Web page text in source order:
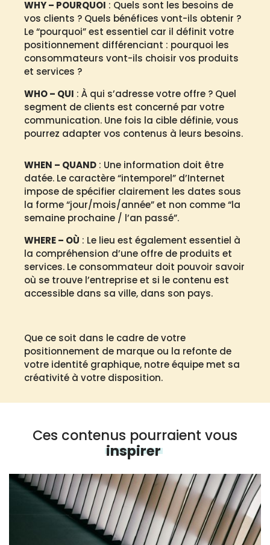
WHY – POURQUOI : Quels sont les besoins de
vos clients ? Quels bénéfices vont-ils obtenir ?
Le “pourquoi” est essentiel car il définit votre
positionnement différenciant : pourquoi les
consommateurs vont-ils choisir vos produits
et services ?
WHO – QUI : À qui s’adresse votre offre ? Quel
segment de clients est concerné par votre
communication. Une fois la cible définie, vous
pourrez adapter vos contenus à leurs besoins.
WHEN – QUAND : Une information doit être
datée. Le caractère “intemporel” d’Internet
impose de spécifier clairement les dates sous
la forme “jour/mois/année” et non comme “la
semaine prochaine / l’an passé”.
WHERE – OÙ : Le lieu est également essentiel à
la compréhension d’une offre de produits et
services. Le consommateur doit pouvoir savoir
où se trouve l’entreprise et si le contenu est
accessible dans sa ville, dans son pays.
Que ce soit dans le cadre de votre
positionnement de marque ou la refonte de
votre identité graphique, notre équipe met sa
créativité à votre disposition.
Ces contenus pourraient vous
inspirer